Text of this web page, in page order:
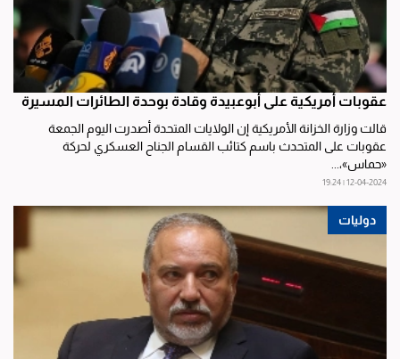
عقوبات أمريكية على أبوعبيدة وقادة بوحدة الطائرات المسيرة
قالت وزارة الخزانة الأمريكية إن الولايات المتحدة أصدرت اليوم الجمعة
عقوبات على المتحدث باسم كتائب القسام الجناح العسكري لحركة
«حماس»،...
12-04-2024 | 19:24
دوليات